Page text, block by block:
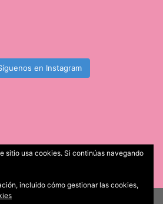
en Instagram
sitio usa cookies. Si continúas navegando
incluido cómo gestionar las cookies,